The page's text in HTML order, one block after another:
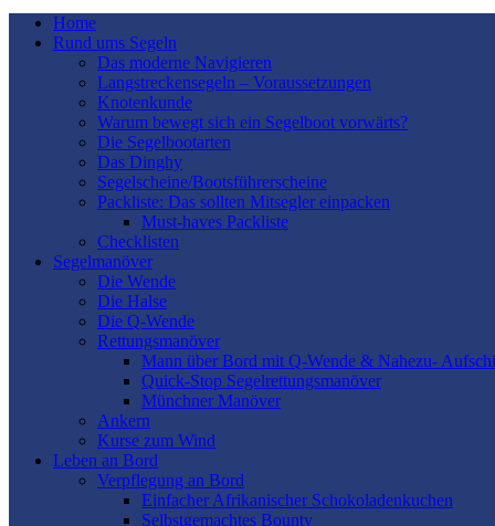
Home
Rund ums Segeln
Das moderne Navigieren
Langstreckensegeln – Voraussetzungen
Knotenkunde
Warum bewegt sich ein Segelboot vorwärts?
Die Segelbootarten
Das Dinghy
Segelscheine/Bootsführerscheine
Packliste: Das sollten Mitsegler einpacken
Must-haves Packliste
Checklisten
Segelmanöver
Die Wende
Die Halse
Die Q-Wende
Rettungsmanöver
Mann über Bord mit Q-Wende & Nahezu-
Quick-Stop Segelrettungsmanöver
Münchner Manöver
Ankern
Kurse zum Wind
Leben an Bord
Verpflegung an Bord
Einfacher Afrikanischer Schokoladenkuchen
Selbstgemachtes Bounty